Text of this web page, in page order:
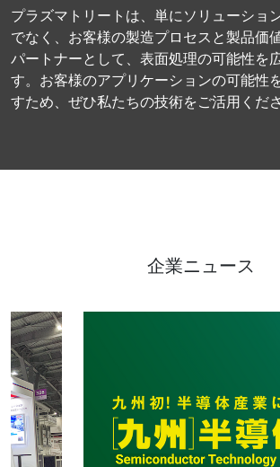
プラズマトリートは、単にソリューショ
でなく、お客様の製造プロセスと製品価
パートナーとして、表面処理の可能性を
す。お客様のアプリケーションの可能性
すため、ぜひ私たちの技術をご活用くださ
企業ニュース